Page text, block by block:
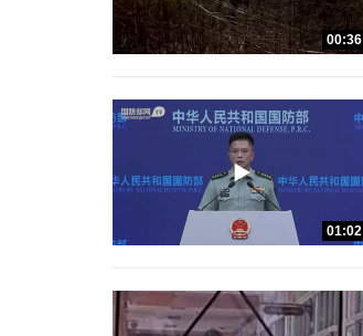
00:36
01:02